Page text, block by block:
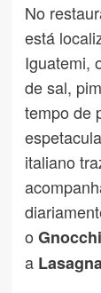
No
está
Iguatemi,
de sal,
tempo de
italiano
o
a